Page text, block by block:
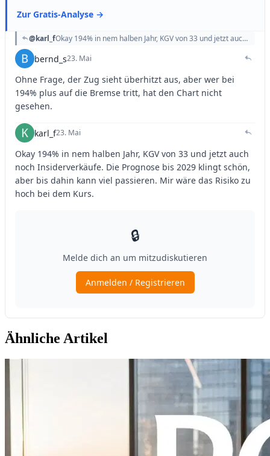
Ähnliche Artikel